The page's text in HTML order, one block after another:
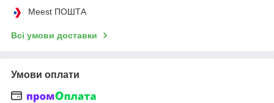
Meest ПОШТА
Всі умови доставки
Умови оплати